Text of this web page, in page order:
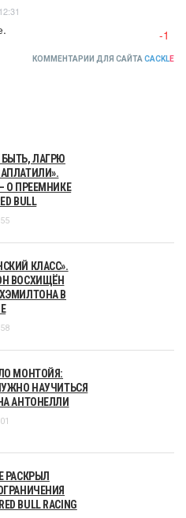
-1
КОММЕНТАРИИ ДЛЯ САЙТА CACKLE
ЛАГРЮ
О ПРЕЕМНИКЕ
BULL
КЛАСС».
ВОСХИЩЁН
В
МОНТОЙЯ:
НАУЧИТЬСЯ
АНТОНЕЛЛИ
РАСКРЫЛ
BULL RACING